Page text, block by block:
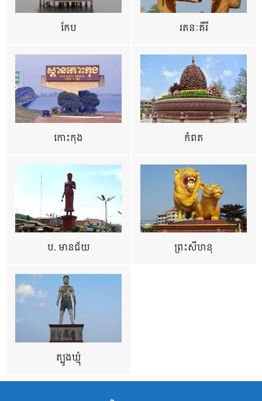
កែប រតនៈគីរី
កោះកុង កំពត
ប. មានជ័យ ព្រះសីហនុ
ត្បូងឃ្មុំ